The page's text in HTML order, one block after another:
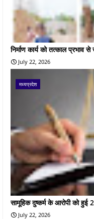
निर्माण कार्य को तत्काल प्रभाव
July 22, 2026
मध्यप्रदेश
सामूहिक दुष्कर्म के आरोपी को हुई
July 22, 2026